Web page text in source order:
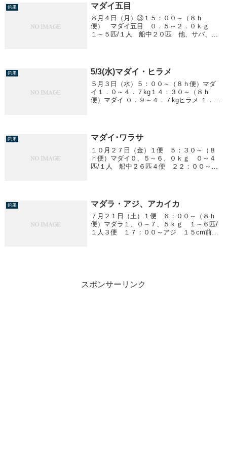
釣果 マダイ五目
８月４日（月）③１５：００～（８ｈ
便） マダイ五目 ０．５～２．０ｋｇ
１～５匹/１人 船中２０匹 他、サバ、ア
釣果 5/3(水)マダイ・ヒラメ
５月３日（水）５：００～（８ｈ便）マダ
イ１．０～４．７kg１４：３０～（８ｈ
便）マダイ ０．９～４．７kgヒラメ １．３
釣果 マダイ･ワラサ
１０月２７日（金）１便 ５：３０～（８
ｈ便）マダイ０、５～６、０ｋｇ ０～４
匹/１人 船中２６匹４便 ２２：００～
釣果 マダラ・アジ、アカイカ
７月２１日（土）１便 ６：００～（８ｈ
便）マダラ１、０～７、５ｋｇ １～６匹/
１人３便 １７：００～アジ １５cm前
スポンサーリンク